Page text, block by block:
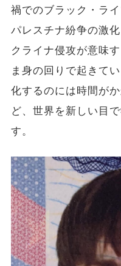
禍でのブラック・ラ
パレスチナ紛争の激
クライナ侵攻が意味
ま身の回りで起きて
化するのには時間が
ど、世界を新しい目
す。